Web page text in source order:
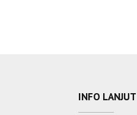
INFO LANJUT